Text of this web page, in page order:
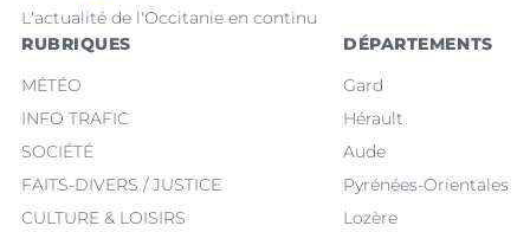
L'actualité de l'Occitanie en continu
RUBRIQUES
MÉTÉO
INFO TRAFIC
SOCIÉTÉ
FAITS-DIVERS / JUSTICE
CULTURE & LOISIRS
DÉPARTEMENTS
Gard
Hérault
Aude
Pyrénées-Orientales
Lozère